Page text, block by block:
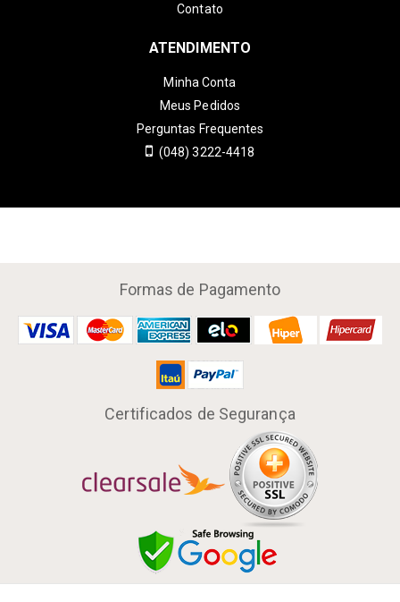
Contato
ATENDIMENTO
Minha Conta
Meus Pedidos
Perguntas Frequentes
(048) 3222-4418
Formas de Pagamento
Certificados de Segurança